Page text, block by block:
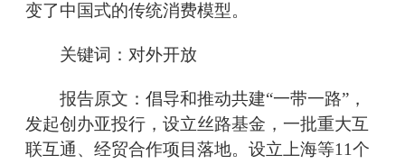
变了中国式的传统消费模型。
关键词：对外开放
报告原文：倡导和推动共建“一带一路”，
发起创办亚投行，设立丝路基金，一批重大互
联互通、经贸合作项目落地。设立上海等11个